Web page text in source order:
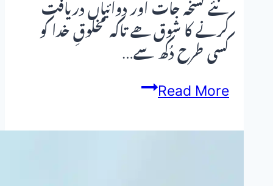
نئے نسخہ جات اور دوائیاں دریافت
کرنے کا شوق ھے تاکہ مخلوقِ خدا کو
کسی طرح دُکھ سے…
Read Moreپیٹ
بیماریاں